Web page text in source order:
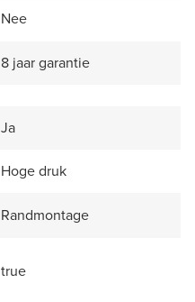
Nee
8 jaar garantie
Ja
Hoge druk
Randmontage
true